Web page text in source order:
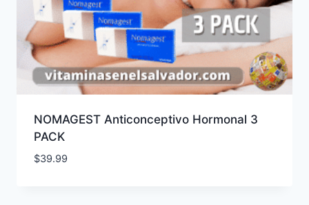
NOMAGEST Anticonceptivo Hormonal 3
PACK
$39.99